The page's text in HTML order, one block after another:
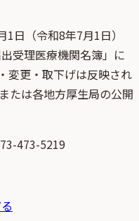
1日 （令和8年7月1日）
受理医療機関名簿」 に
変更・取下げは反映され
たは各地方厚生局の公開
473-5219